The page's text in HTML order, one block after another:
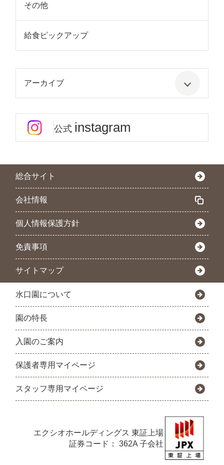
その他
給食ピックアップ
アーカイブ
公式 instagram
総合サイト
会社情報
個人情報保護方針
免責事項
サイトマップ
水口園について
園の特長
入園のご案内
保護者専用マイページ
スタッフ専用マイページ
エクシオホールディングス 東証上場
証券コード： 362A 子会社